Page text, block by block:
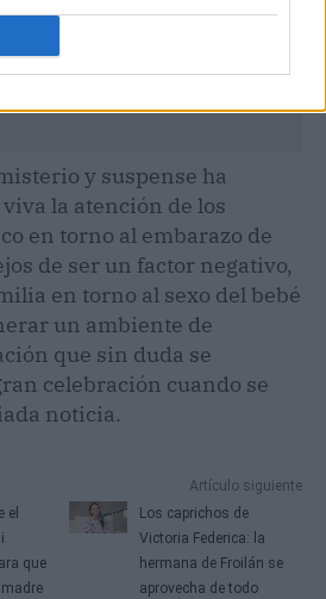
y suspense ha
la atención de los
en torno al embarazo de
de ser un factor negativo,
en torno al sexo del bebé
un ambiente de
que sin duda se
celebración cuando se
noticia.
el
que
Artículo siguiente
Los caprichos de
Victoria Federica: la
hermana de Froilán se
aprovecha de todo